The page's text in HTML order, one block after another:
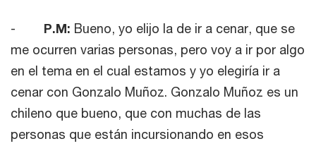
- P.M: Bueno, yo elijo la de ir a cenar, que se
me ocurren varias personas, pero voy a ir por algo
en el tema en el cual estamos y yo elegiría ir a
cenar con Gonzalo Muñoz. Gonzalo Muñoz es un
chileno que bueno, que con muchas de las
personas que están incursionando en esos